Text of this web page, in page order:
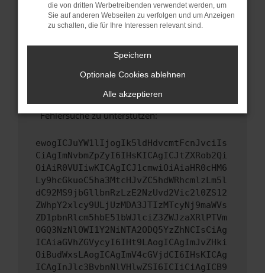
Sicherheitsrisiko, sondern kann auch dazu
führen, dass bestimmte Funktionen nicht mehr
unterstützt werden.
Wende dich an den Webseitenbetreiber.
Wenn du alle oben genannten Schritte versucht
hast, kontaktiere uns bitte. Wir werden
versuchen, das Problem zu beheben. Du kannst
uns diesen Text schicken, um uns bei der
Fehlersuche zu unterstützen:
ewogICJuYW1lIjogIk5ldHdvcmtFcnJvciIs
CiAgImNvbmZpZyI6IHsKICAgICJtZXRob2Qi
OiAiR0VUIiwKICAgICJ1cmwiOiAiaHR0cHM6
Ly9hcGkueC5ha3MtcHJvZC5hdWRhcmlzLm5l
dC92MS9jbGllbnRzLzE2NzUvd2Vic2l0ZS12
ZWhpY2xlcy9ULjUzMDA3JTIzMTcyNj9maWVs
ZD1pbnRlcm5hbE51bWJlciZ3ZWJzaXRlPTVm
OGQ3NzNlOWI1Y2NiNTA2ODQ5YzZhNCIsCiAg
ICAiaGVhZGVycyI6IHt9LAogICAgImJvZHki
OiBudWxsLAogICAgImV4cGVjdCI6IHsKICAg
ICAgInJlc3BvbnNlVHlwZSI6ICIiCiAgICB9
die von dritten Werbetreibenden verwendet werden, um
Sie auf anderen Webseiten zu verfolgen und um Anzeigen
zu schalten, die für Ihre Interessen relevant sind.
Speichern
Optionale Cookies ablehnen
Alle akzeptieren